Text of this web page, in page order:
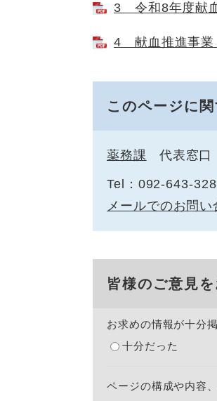
3 令和8年度献
4 献血推進事業
このページに
薬務課 代表窓口
Tel：092-643-
メールでのお問い
皆様のご意見
お求めの情報が十分
十分だった
ページの構成や内容